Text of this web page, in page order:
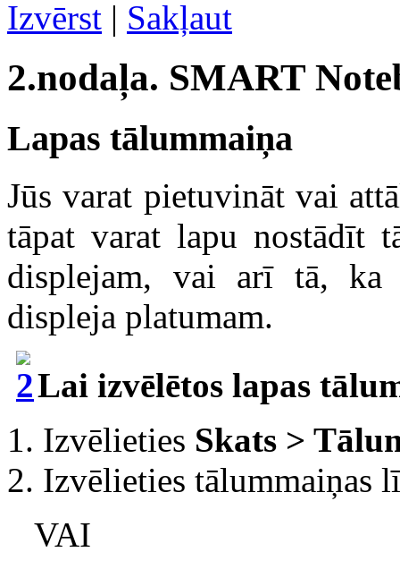
Izvērst | Sakļaut
2.nodaļa. SMART
Lapas tālummaiņa
Jūs varat pietuvināt vai
tāpat varat lapu nostādīt
displejam, vai arī tā, ka
displeja platumam.
Lai izvēlētos lapas
Izvēlieties Skats >
Izvēlieties tālummaiņas
VAI